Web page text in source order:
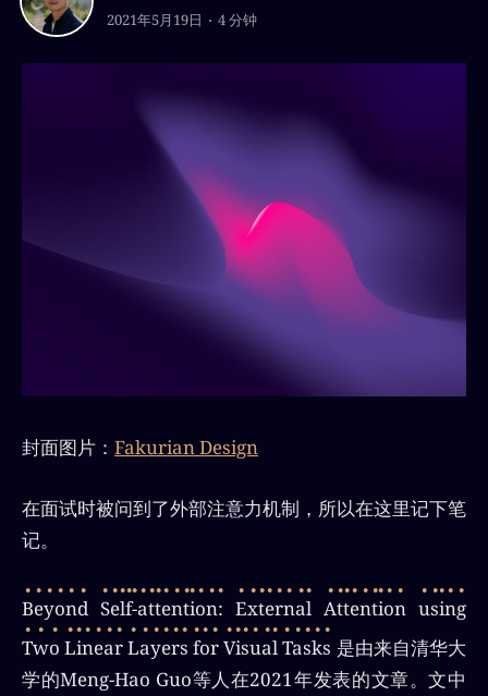
2021年5月19日 4 分钟
封面图片： Fakurian Design
在面试时被问到了外部注意力机制，所以在这里记下笔
记。
Beyond Self-attention: External Attention using
Two Linear Layers for Visual Tasks 是由来自清华大
学的Meng-Hao Guo等人在2021年发表的文章。文中